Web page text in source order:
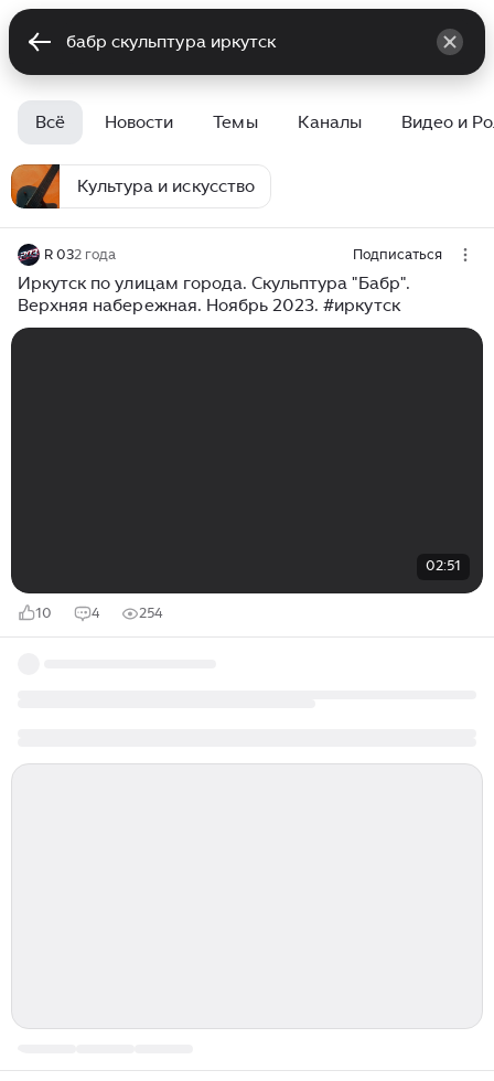
Всё Новости Темы Каналы Видео и
Культура и искусство
R 032 года Подписаться
Иркутск по улицам города. Скульптура "Бабр".
Верхняя набережная. Ноябрь 2023. #иркутск
02:51
10 4 254